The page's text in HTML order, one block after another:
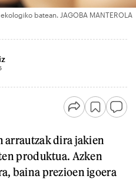
batean. JAGOBA MANTEROLA
arrautzak dira jakien
produktua. Azken
baina prezioen igoera